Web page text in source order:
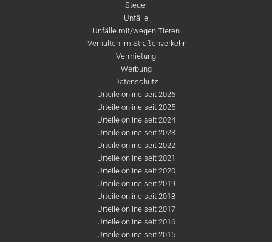
Steuer
Unfälle
Unfälle mit/wegen Tieren
Verhalten im Straßenverkehr
Vermietung
Werbung
Datenschutz
Urteile online seit 2026
Urteile online seit 2025
Urteile online seit 2024
Urteile online seit 2023
Urteile online seit 2022
Urteile online seit 2021
Urteile online seit 2020
Urteile online seit 2019
Urteile online seit 2018
Urteile online seit 2017
Urteile online seit 2016
Urteile online seit 2015